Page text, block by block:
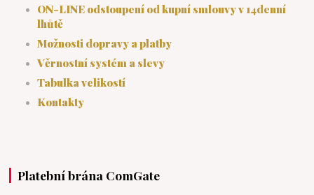
ON-LINE odstoupení od kupní smlouvy v 14denní
lhůtě
Možnosti dopravy a platby
Věrnostní systém a slevy
Tabulka velikostí
Kontakty
Platební brána ComGate